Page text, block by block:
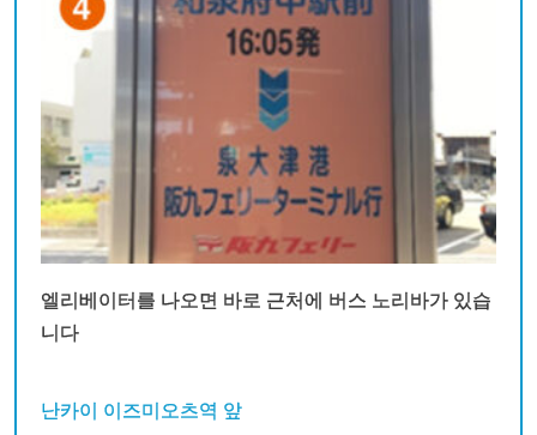
엘리베이터를 나오면 바로 근처에 버스 노리바가 있습
니다
난카이 이즈미오츠역 앞